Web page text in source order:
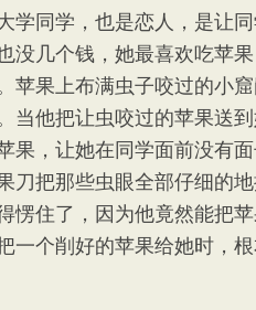
学同学，也是恋人，是让
没几个钱，她最喜欢吃苹
苹果上布满虫子咬过的小
当他把让虫咬过的苹果送
果，让她在同学面前没有
刀把那些虫眼全部仔细的
愣住了，因为他竟然能把
一个削好的苹果给她时，